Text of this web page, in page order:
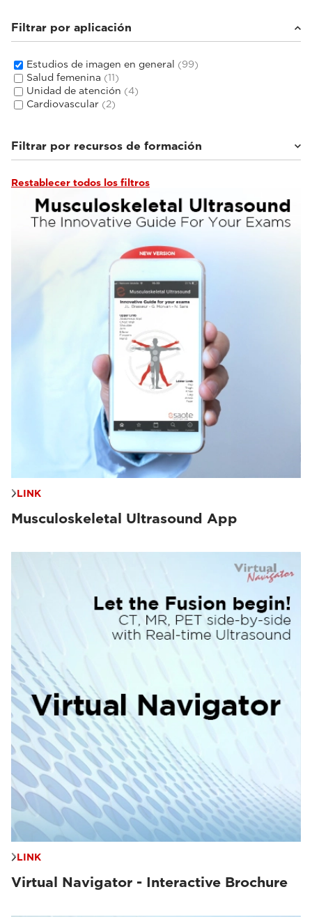
Filtrar por aplicación
Estudios de imagen en general (99)
Salud femenina (11)
Unidad de atención (4)
Cardiovascular (2)
Filtrar por recursos de formación
Aplicaciones Esaote Library
Documentación clínica
(44)
Tutoriales y bibliotecas en línea
(10)
Hablan los expertos(8)
Restablecer todos los filtros
LINK
Musculoskeletal Ultrasound App
LINK
Virtual Navigator - Interactive Brochure